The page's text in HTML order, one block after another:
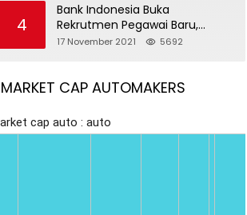
4
Bank Indonesia Buka
Rekrutmen Pegawai Baru,
Tersedia 37 Posisi
17 November 2021 5692
MARKET CAP AUTOMAKERS